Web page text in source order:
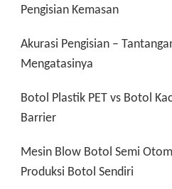
Pengisian Kemasan
Akurasi Pengisian –
Mengatasinya
Botol Plastik PET vs Botol
Barrier
Mesin Blow Botol Semi
Produksi Botol Sendiri